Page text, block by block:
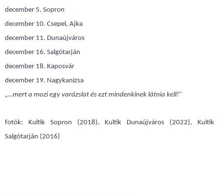
december 5. Sopron
december 10. Csepel, Ajka
december 11. Dunaújváros
december 16. Salgótarján
december 18. Kaposvár
december 19. Nagykanizsa
„…mert a mozi egy varázslat és ezt mindenkinek látnia kell!”
fotók: Kultik Sopron (2018), Kultik Dunaújváros (2022), Kultik
Salgótarján (2016)